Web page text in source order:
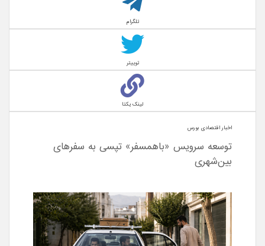
تلگرام
توییتر
لینک یکتا
اخبار اقتصادی بورس
توسعه سرویس «باهمسفر» تپسی به سفرهای
بین‌شهری